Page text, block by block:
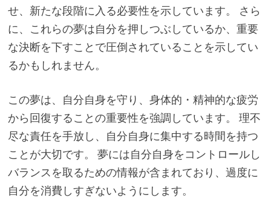
せ、新たな段階に入る必要性を示しています。 さら
に、これらの夢は自分を押しつぶしているか、重要
な決断を下すことで圧倒されていることを示してい
るかもしれません。
この夢は、自分自身を守り、身体的・精神的な疲労
から回復することの重要性を強調しています。 理不
尽な責任を手放し、自分自身に集中する時間を持つ
ことが大切です。 夢には自分自身をコントロールし
バランスを取るための情報が含まれており、過度に
自分を消費しすぎないようにします。